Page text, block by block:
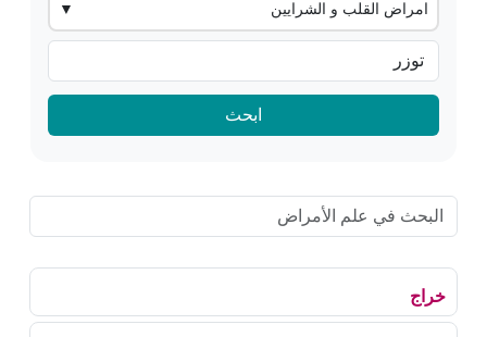
امراض القلب و الشرايين
ابحث
خراج